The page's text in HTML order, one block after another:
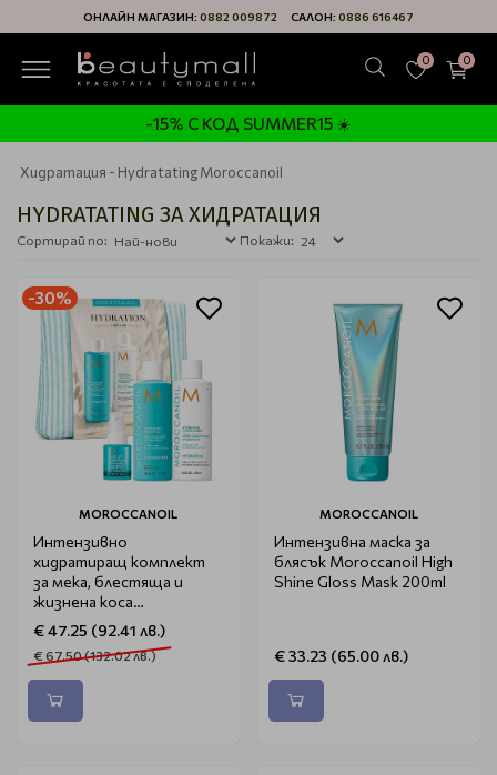
ОНЛАЙН МАГАЗИН: 0882 009872 САЛОН: 0886 616467
0 0
-15% С КОД SUMMER15 ☀️
Хидратация - Hydratating Moroccanoil
HYDRATATING ЗА ХИДРАТАЦИЯ
Сортирай по: Покажи:
-30%
MOROCCANOIL
Интензивно
хидратиращ комплект
за мека, блестяща и
жизнена коса
Moroccanoil Hydration
Spring Set
€ 47.25 (92.41 лв.)
€ 67.50 (132.02 лв.)
MOROCCANOIL
Интензивна маска за
блясък Moroccanoil High
Shine Gloss Mask 200ml
€ 33.23 (65.00 лв.)